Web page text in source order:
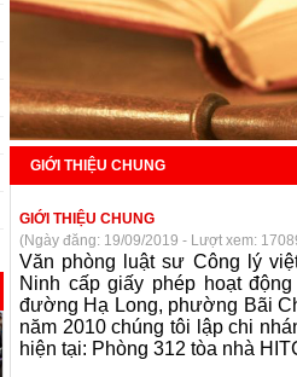
GIỚI THIỆU CHUNG
GIỚI THIỆU CHUNG
(Ngày đăng: 19/09/2019 - Lượt xem:
Văn phòng luật sư Công lý
Ninh cấp giấy phép hoạt
đường Hạ Long, phường Bãi
năm 2010 chúng tôi lập chi
hiện tại: Phòng 312 tòa nhà